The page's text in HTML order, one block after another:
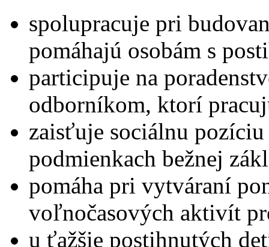
spolupracuje pri
pomáhajú osobám s
participuje na
odborníkom, ktorí
zaisťuje sociálnu
podmienkach bežnej
pomáha pri vytváraní
voľnočasových aktivít
u ťažšie postihnutých